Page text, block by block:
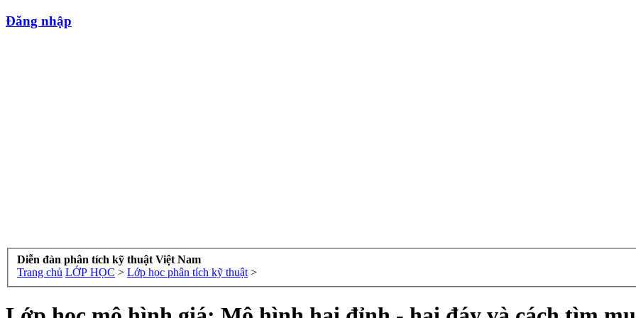
Đăng nhập
Diễn đàn phân tích kỹ thuật Việt Nam
Trang chủ LỚP HỌC > Lớp học phân tích kỹ thuật >